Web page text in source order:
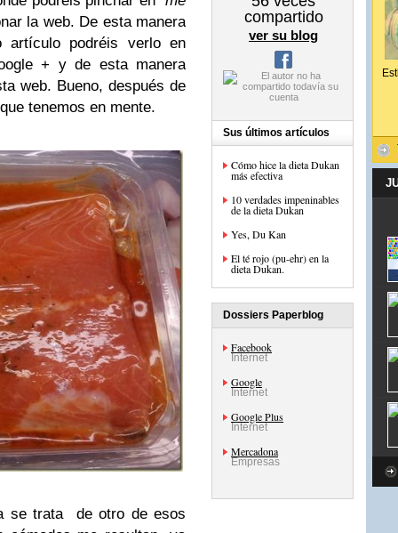
la web. De esta manera
artículo podréis verlo en
+ y de esta manera
web. Bueno, después de
tenemos en mente.
se trata de otro de esos
compartido
ver su blog
Sus últimos artículos
Cómo hice la dieta Dukan
más efectiva
10 verdades impeninables
de la dieta Dukan
Yes, Du Kan
El té rojo (pu-ehr) en la
dieta Dukan.
Dossiers Paperblog
Facebook
Internet
Google
Internet
Google Plus
Internet
Mercadona
Empresas